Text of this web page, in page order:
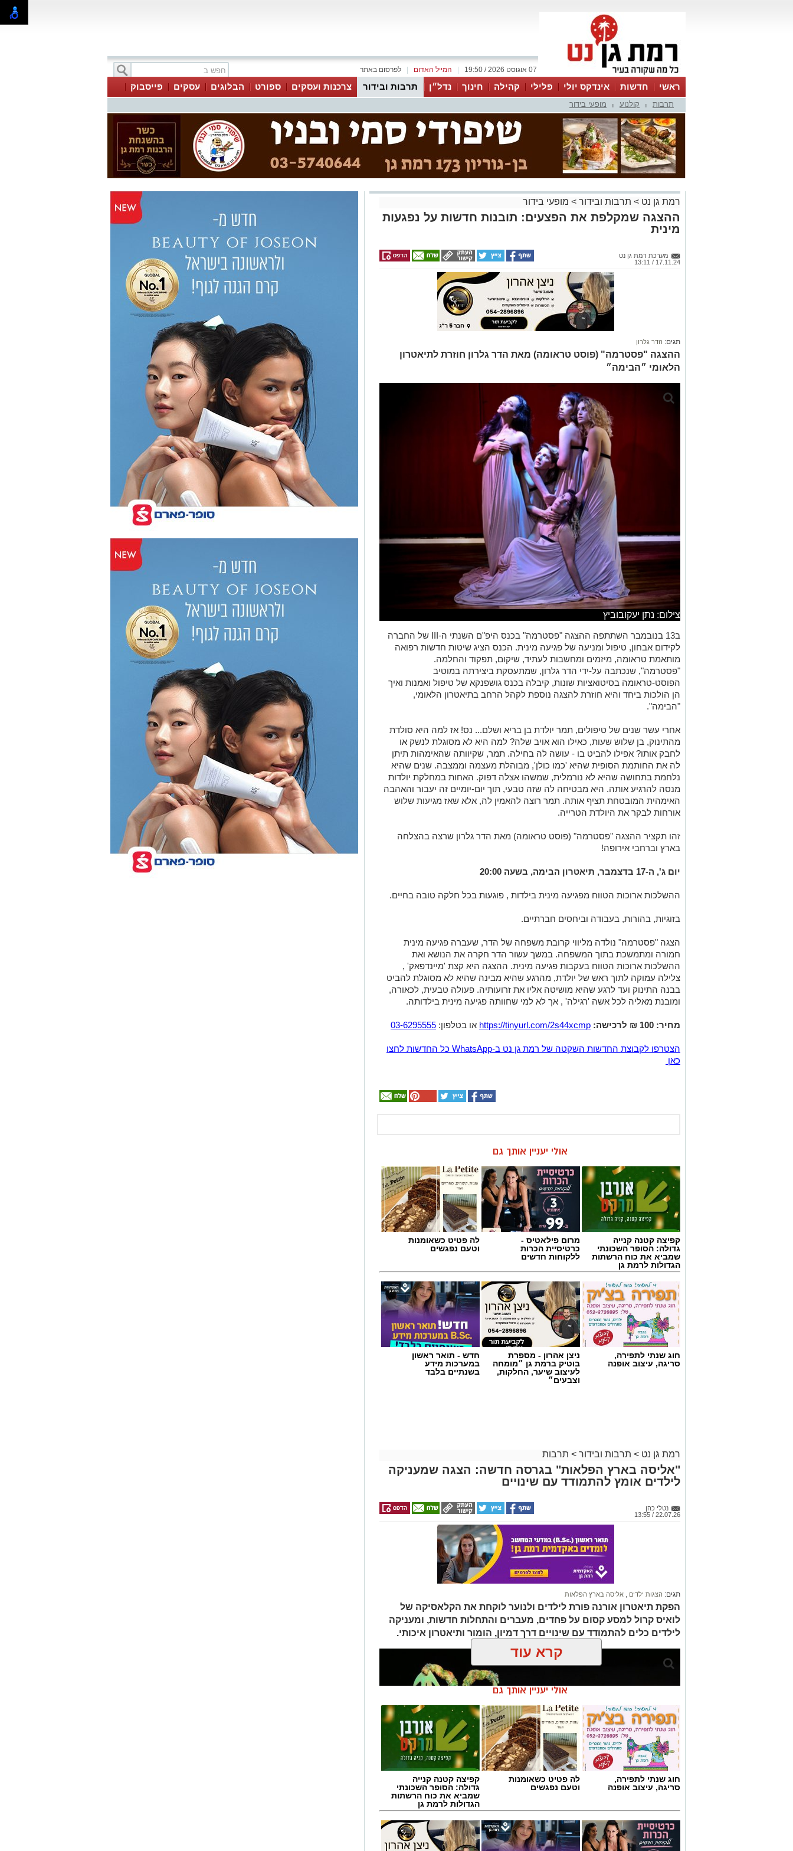
לפרסום באתר המייל האדום 07 אוגוסט 2026 / 19:50
ראשי חדשות אינדקס יולי פלילי קהילה חינוך נדל״ן תרבות ובידור צרכנות ועסקים ספורט הבלוגים עסקים
פייסבוק
ווטסאפ
תרבות קולנוע מופעי בידור
רמת גן נט > תרבות ובידור > מופעי בידור
ההצגה שמקלפת את הפצעים: תובנות חדשות על נפגעות
מינית
מערכת רמת גן נט
17.11.24 / 13:11
תגים: הדר גלרון
ההצגה "פסטרמה" (פוסט טראומה) מאת הדר גלרון חוזרת לתיאטרון
הלאומי ״הבימה״
צילום: נתן יעקובוביץ
ב13 בנובמבר השתתפה ההצגה "פסטרמה" בכנס היפ"ם השנתי ה-III של החברה
לקידום אבחון, טיפול ומניעה של פגיעה מינית. הכנס הציג שיטות חדשות רפואה
מותאמת טראומה, מיזמים ומחשבות לעתיד, שיקום, תפקוד והחלמה.
"פסטרמה", שנכתבה על-ידי הדר גלרון, שמתעסקת ביצירתה במוטיב
הפוסט-טראומה בסיטואציות שונות, קיבלה בכנס גושפנקא של טיפול ואמנות ואיך
הן הולכות ביחד והיא חוזרת להצגה נוספת לקהל הרחב בתיאטרון הלאומי,
"הבימה".
אחרי עשר שנים של טיפולים, תמר יולדת בן בריא ושלם... נס! אז למה היא סולדת
מהתינוק, בן שלוש שעות, כאילו הוא אויב שלה? למה היא לא מסוגלת לנשק או
לחבק אותו? אפילו להביט בו - עושה לה בחילה. תמר, שקיוותה שהאימהות תיתן
לה את החותמת הסופית שהיא 'כמו כולן', מבוהלת מעצמה וממצבה. שנים שהיא
נלחמת בתחושה שהיא לא נורמלית, שמשהו אצלה דפוק. האחות במחלקת יולדות
מנסה להרגיע אותה. היא מבטיחה לה שזה טבעי, תוך יום-יומיים זה יעבור והאהבה
האימהית המובטחת תציף אותה. תמר רוצה להאמין לה, אלא שאז מגיעות שלוש
אורחות לבקר את היולדת הטרייה.
זהו תקציר ההצגה "פסטרמה" (פוסט טראומה) מאת הדר גלרון שרצה בהצלחה
בארץ וברחבי אירופה!
יום ג', ה-17 בדצמבר, תיאטרון הבימה, בשעה 20:00
ההשלכות ארוכות הטווח מפגיעה מינית בילדות , פוגעות בכל חלקה טובה בחיים.
בזוגיות, בהורות, בעבודה וביחסים חברתיים.
הצגה "פסטרמה" נולדה מליווי קרובת משפחה של הדר, שעברה פגיעה מינית
חמורה ומתמשכת בתוך המשפחה. במשך עשור הדר חקרה את הנושא ואת
ההשלכות ארוכות הטווח בעקבות פגיעה מינית. ההצגה היא קצת 'מיינדפאק' ,
צלילה עמוקה לתוך ראש של יולדת, מהרגע שהיא מבינה שהיא לא מסוגלת להביט
בבנה התינוק ועד לרגע שהיא מושיטה אליו את זרועותיה. פעולה טבעית, לכאורה,
ומובנת מאליה לכל אשה 'רגילה' , אך לא למי שחוותה פגיעה מינית בילדותה.
מחיר: 100 ₪ לרכישה: https://tinyurl.com/2s44xcmp או בטלפון: 03-6295555
הצטרפו לקבוצת החדשות השקטה של רמת גן נט ב-WhatsApp כל החדשות לחצו
כאן
אולי יעניין אותך גם
קפיצה קטנה קנייה
גדולה: הסופר השכונתי
שמביא את כוח הרשתות
הגדולות לרמת גן
מרום פילאטיס -
כרטיסיית הכרות
ללקוחות חדשים
לה פטיט כשאומנות
וטעם נפגשים
חוג שנתי לתפירה,
סריגה, עיצוב אופנה
ניצן אהרון - מספרת
בוטיק ברמת גן ״מומחה
לעיצוב שיער, החלקות,
וצבעים״
חדש - תואר ראשון
במערכות מידע
בשנתיים בלבד
רמת גן נט > תרבות ובידור > תרבות
"אליסה בארץ הפלאות" בגרסה חדשה: הצגה שמעניקה
לילדים אומץ להתמודד עם שינויים
נטלי כהן
22.07.26 / 13:55
תגים: הצגות ילדים אליסה בארץ הפלאות
הפקת תיאטרון אורנה פורת לילדים ולנוער לוקחת את הקלאסיקה של
לואיס קרול למסע קסום על פחדים, מעברים והתחלות חדשות, ומעניקה
לילדים כלים להתמודד עם שינויים דרך דמיון, הומור ותיאטרון איכותי.
קרא עוד
אולי יעניין אותך גם
חוג שנתי לתפירה,
סריגה, עיצוב אופנה
לה פטיט כשאומנות
וטעם נפגשים
קפיצה קטנה קנייה
גדולה: הסופר השכונתי
שמביא את כוח הרשתות
הגדולות לרמת גן